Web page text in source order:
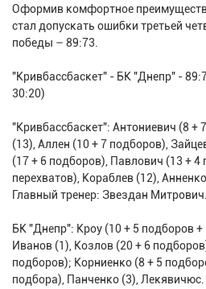
Оформив комфортное
стал допускать ошибки третьей
победы – 89:73.
"Кривбассбаскет" - БК "Днепр" -
30:20)
"Кривбассбаскет": Антониевич (8 +
(13), Аллен (10 + 7 подборов),
(17 + 6 подборов), Павлович (13 + 4
перехватов), Кораблев (12),
Главный тренер: Звездан Митрович.
БК "Днепр": Кроу (10 + 5 подборов
Иванов (1), Козлов (20 + 6
подборов); Корниенко (8 + 5
подбора), Панченко (3), Лекявичюс.